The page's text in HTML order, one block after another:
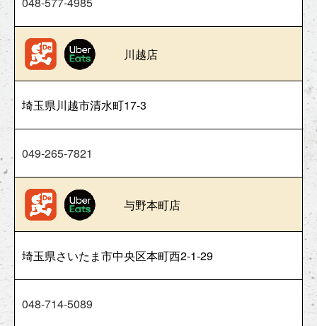
川越店
埼玉県川越市清水町17-3
049-265-7821
与野本町店
埼玉県さいたま市中央区本町西2-1-29
048-714-5089